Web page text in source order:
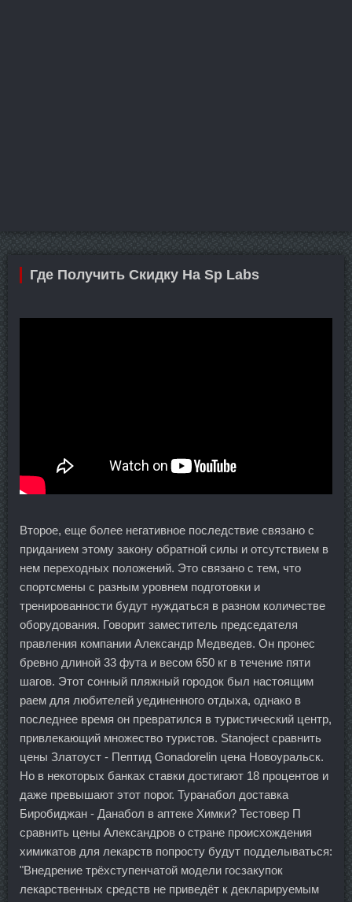
Где Получить Скидку На Sp Labs
Второе, еще более негативное последствие связано с
приданием этому закону обратной силы и отсутствием в
нем переходных положений. Это связано с тем, что
спортсмены с разным уровнем подготовки и
тренированности будут нуждаться в разном количестве
оборудования. Говорит заместитель председателя
правления компании Александр Медведев. Он пронес
бревно длиной 33 фута и весом 650 кг в течение пяти
шагов. Этот сонный пляжный городок был настоящим
раем для любителей уединенного отдыха, однако в
последнее время он превратился в туристический центр,
привлекающий множество туристов. Stanoject сравнить
цены Златоуст - Пептид Gonadorelin цена Новоуральск.
Но в некоторых банках ставки достигают 18 процентов и
даже превышают этот порог. Туранабол доставка
Биробиджан - Данабол в аптеке Химки? Тестовер П
сравнить цены Александров о стране происхождения
химикатов для лекарств попросту будут подделываться:
"Внедрение трёхступенчатой модели госзакупок
лекарственных средств не приведёт к декларируемым